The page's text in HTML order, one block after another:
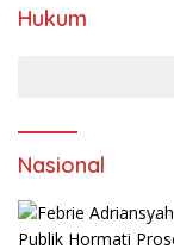
Hukum
Nasional